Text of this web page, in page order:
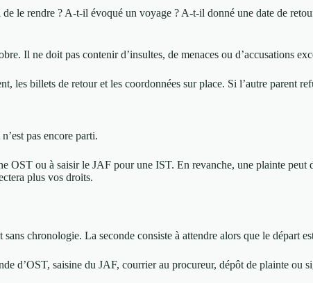
le rendre ? A-t-il évoqué un voyage ? A-t-il donné une date de
Il ne doit pas contenir d’insultes, de menaces ou d’accusations
les billets de retour et les coordonnées sur place. Si l’autre parent
pas encore parti.
OST ou à saisir le JAF pour une IST. En revanche, une plainte
plus vos droits.
chronologie. La seconde consiste à attendre alors que le départ
d’OST, saisine du JAF, courrier au procureur, dépôt de plainte ou